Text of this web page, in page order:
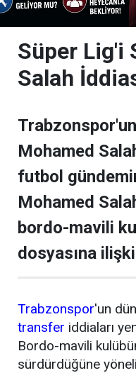
Süper Lig'i
Salah
Trabzonspor'un
Mohamed
futbol
Mohamed
bordo-mavili
dosyasına
Trabzonspor'un
transfer iddiaları
Bordo-mavili
sürdürdüğüne